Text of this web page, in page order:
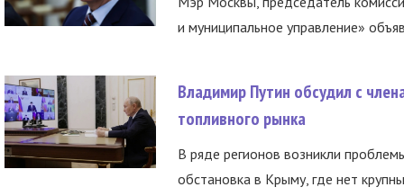
и муниципальное управление»
Владимир Путин обсудил с
топливного рынка
В ряде регионов возникли
обстановка в Крыму, где нет